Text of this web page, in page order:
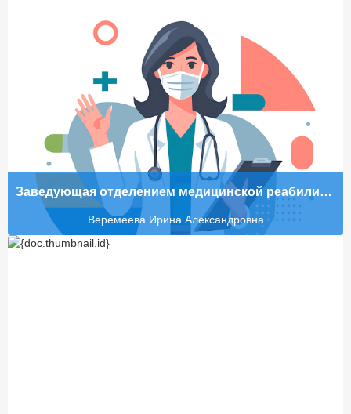
Заведующая отделением медицинской реабилитации
Веремеева Ирина Александровна